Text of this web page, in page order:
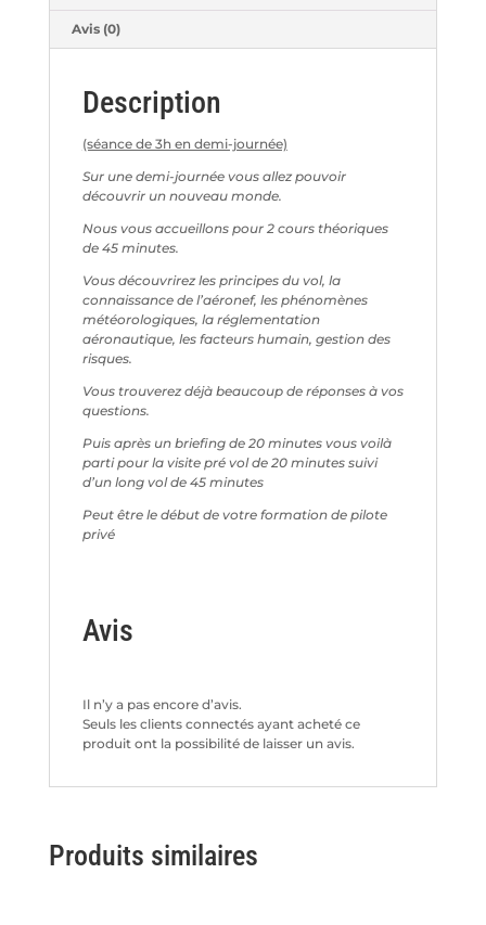
Avis (0)
Description
(séance de 3h en demi-journée)
Sur une demi-journée vous allez pouvoir
découvrir un nouveau monde.
Nous vous accueillons pour 2 cours théoriques
de 45 minutes.
Vous découvrirez les principes du vol, la
connaissance de l’aéronef, les phénomènes
météorologiques, la réglementation
aéronautique, les facteurs humain, gestion des
risques.
Vous trouverez déjà beaucoup de réponses à vos
questions.
Puis après un briefing de 20 minutes vous voilà
parti pour la visite pré vol de 20 minutes suivi
d’un long vol de 45 minutes
Peut être le début de votre formation de pilote
privé
Avis
Il n’y a pas encore d’avis.
Seuls les clients connectés ayant acheté ce
produit ont la possibilité de laisser un avis.
Produits similaires